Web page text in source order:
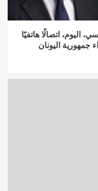
اليوم، اتصالًا هاتفيًا
اليونان